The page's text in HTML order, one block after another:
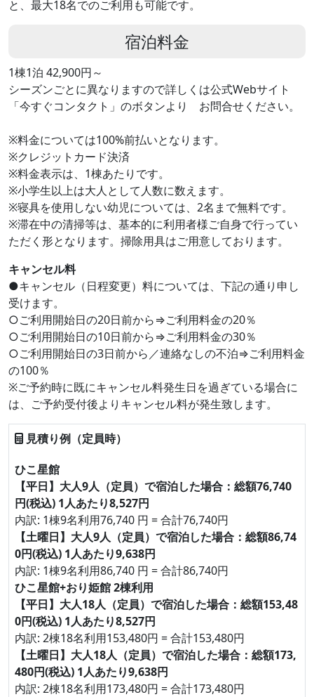
と、最大18名でのご利用も可能です。
宿泊料金
1棟1泊 42,900円～
シーズンごとに異なりますので詳しくは公式Webサイト
「今すぐコンタクト」のボタンより お問合せください。
※料金については100%前払いとなります。
※クレジットカード決済
※料金表示は、1棟あたりです。
※小学生以上は大人として人数に数えます。
※寝具を使用しない幼児については、2名まで無料です。
※滞在中の清掃等は、基本的に利用者様ご自身で行ってい
ただく形となります。掃除用具はご用意しております。
キャンセル料
●キャンセル（日程変更）料については、下記の通り申し
受けます。
○ご利用開始日の20日前から⇒ご利用料金の20％
○ご利用開始日の10日前から⇒ご利用料金の30％
○ご利用開始日の3日前から／連絡なしの不泊⇒ご利用料金
の100％
※ご予約時に既にキャンセル料発生日を過ぎている場合に
は、ご予約受付後よりキャンセル料が発生致します。
見積り例（定員時）
ひこ星館
【平日】大人9人（定員）で宿泊した場合：総額76,740
円(税込) 1人あたり8,527円
内訳: 1棟9名利用76,740 円 = 合計76,740円
【土曜日】大人9人（定員）で宿泊した場合：総額86,74
0円(税込) 1人あたり9,638円
内訳: 1棟9名利用86,740 円 = 合計86,740円
ひこ星館+おり姫館 2棟利用
【平日】大人18人（定員）で宿泊した場合：総額153,48
0円(税込) 1人あたり8,527円
内訳: 2棟18名利用153,480円 = 合計153,480円
【土曜日】大人18人（定員）で宿泊した場合：総額173,
480円(税込) 1人あたり9,638円
内訳: 2棟18名利用173,480円 = 合計173,480円